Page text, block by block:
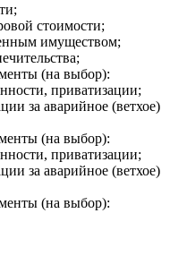
стоимости;
имуществом;
(на выбор):
приватизации;
за аварийное (ветхое)
(на выбор):
приватизации;
за аварийное (ветхое)
(на выбор):